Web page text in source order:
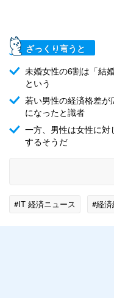
ざっくり言うと
未婚女性の6割は「結
という
若い男性の経済格差が
になったと識者
一方、男性は女性に
するそうだ
#IT 経済ニュース #経